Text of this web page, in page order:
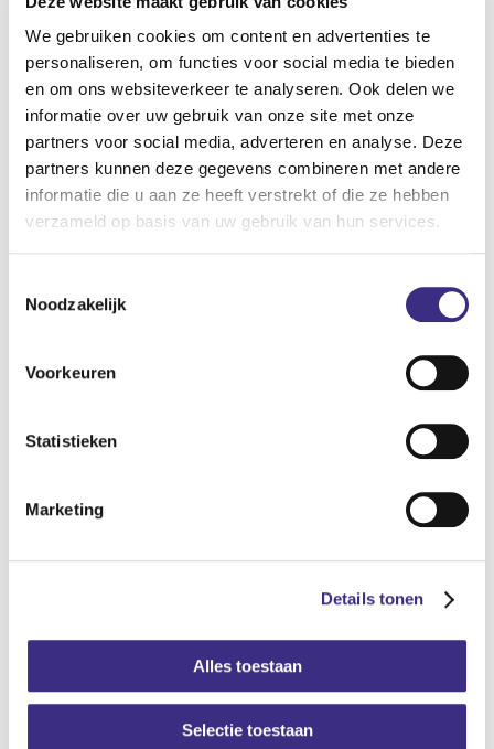
We gebruiken cookies om content en advertenties te
personaliseren, om functies voor social media te bieden
en om ons websiteverkeer te analyseren. Ook delen we
informatie over uw gebruik van onze site met onze
partners voor social media, adverteren en analyse. Deze
partners kunnen deze gegevens combineren met andere
informatie die u aan ze heeft verstrekt of die ze hebben
verzameld op basis van uw gebruik van hun services.
Noodzakelijk
Voorkeuren
Statistieken
Marketing
Details tonen
Alles toestaan
Selectie toestaan
Kenmerken
Voorzieningen